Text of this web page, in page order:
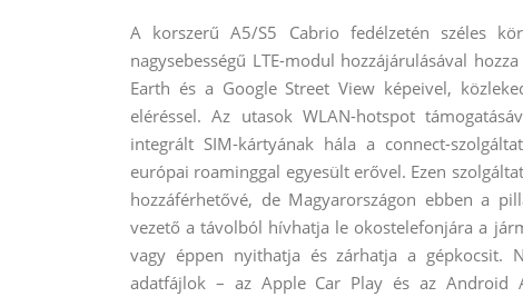
A korszerű A5/S5 Cabrio fedélzetén széles
nagysebességű LTE-modul hozzájárulásával
Earth és a Google Street View képeivel,
eléréssel. Az utasok WLAN-hotspot
integrált SIM-kártyának hála a connect-
európai roaminggal egyesült erővel. Ezen
hozzáférhetővé, de Magyarországon ebben a
vezető a távolból hívhatja le okostelefonjára a
vagy éppen nyithatja és zárhatja a gépkocsit.
adatfájlok – az Apple Car Play és az Android